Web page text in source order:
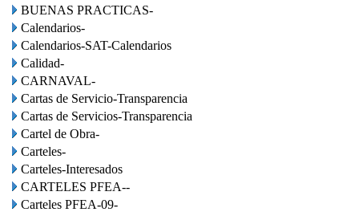
BUENAS PRACTICAS-
Calendarios-
Calendarios-SAT-Calendarios
Calidad-
CARNAVAL-
Cartas de Servicio-Transparencia
Cartas de Servicios-Transparencia
Cartel de Obra-
Carteles-
Carteles-Interesados
CARTELES PFEA--
Carteles PFEA-09-